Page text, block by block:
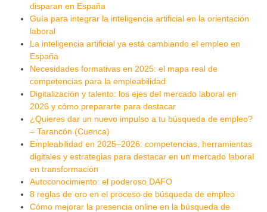
disparan en España
Guía para integrar la inteligencia artificial en la orientación
laboral
La inteligencia artificial ya está cambiando el empleo en
España
Necesidades formativas en 2025: el mapa real de
competencias para la empleabilidad
Digitalización y talento: los ejes del mercado laboral en
2026 y cómo prepararte para destacar
¿Quieres dar un nuevo impulso a tu búsqueda de empleo?
– Tarancón (Cuenca)
Empleabilidad en 2025–2026: competencias, herramientas
digitales y estrategias para destacar en un mercado laboral
en transformación
Autoconocimiento: el poderoso DAFO
8 reglas de oro en el proceso de búsqueda de empleo
Cómo mejorar la presencia online en la búsqueda de